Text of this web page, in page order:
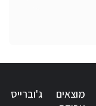
מוצאים
ג'וברייס